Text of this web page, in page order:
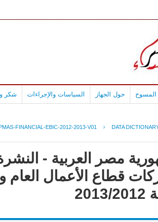
المسوح حول الجهاز السياسات والإجراءات شكر
FINANCIAL-EBIC-2012-2013-V01 › DATA
مصر العربية -
قطاع الأعمال العام